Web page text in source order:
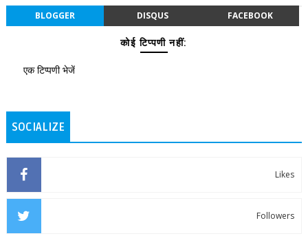
BLOGGER DISQUS FACEBOOK
कोई टिप्पणी नहीं:
एक टिप्पणी भेजें
SOCIALIZE
Likes
Followers